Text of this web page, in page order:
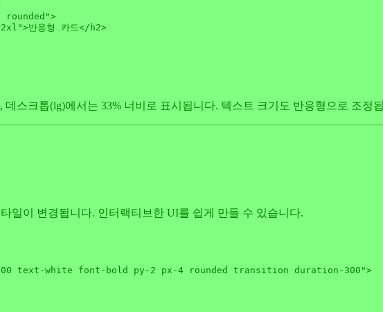
>
>반응형 카드</ h2>
데스크톱(lg)에서는 33% 너비로 표시됩니다. 텍스트 크기도 반응형으로 조정
일이 변경됩니다. 인터랙티브한 UI를 쉽게 만들 수 있습니다.
text-white font-bold py-2 px-4 rounded transition duration-300">